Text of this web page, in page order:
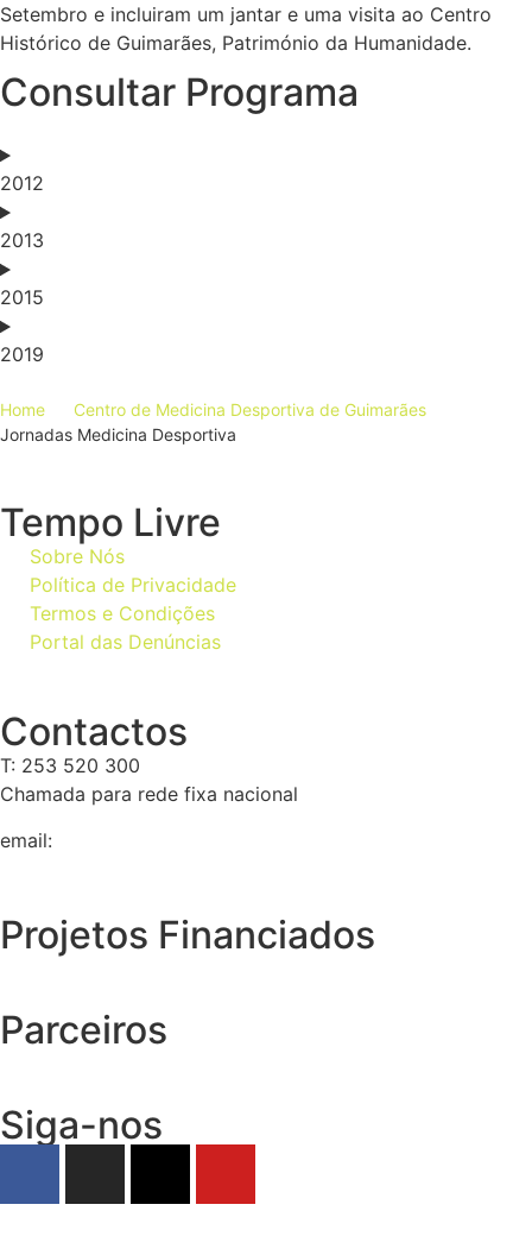
Setembro e incluiram um jantar e uma visita ao Centro
Histórico de Guimarães, Património da Humanidade.
Consultar Programa
2012
2013
2015
2019
Home
Centro de Medicina Desportiva de Guimarães
Jornadas Medicina Desportiva
Tempo Livre
Sobre Nós
Política de Privacidade
Termos e Condições
Portal das Denúncias
Contactos
T: 253 520 300
Chamada para rede fixa nacional
email:
Projetos Financiados
Parceiros
Siga-nos